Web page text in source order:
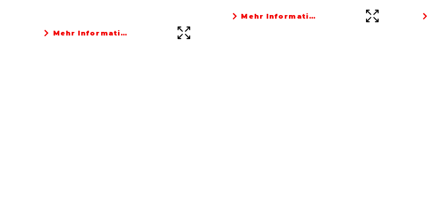
Mehr Informationen
Mehr Informationen